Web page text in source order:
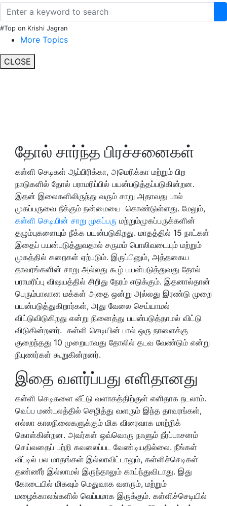
#Top on Krishi Jagran
More Topics
CLOSE
தோல் சார்ந்த பிரச்சனைகள்
கள்ளி செடிகள் ஆப்பிரிக்கா, அமெரிக்கா மற்றும் பிற
நாடுகளில் தோல் பராமரிப்பில் பயன்படுத்தப்படுகின்றன.
இதன் இலைகளிலிருந்து வரும் சாறு அதாவது பால்
முகப்பருவை நீக்கும் நன்மையை கொண்டுள்ளது. மேலும்,
கள்ளி செடியின் சாறு முகப்பரு மற்றும்முகப்பருக்களின்
தழும்புகளையும் நீக்க பயன்படுகிறது. மாதத்தில் 15 நாட்கள்
இதைப் பயன்படுத்துவதால் சருமம் பொலிவடையும் மற்றும்
முகத்தில் கறைகள் ஏற்படும். இருப்பினும், அத்தகைய
தாவரங்களின் சாறு அல்லது கூழ் பயன்படுத்துவது தோல்
பராமரிப்பு விஷயத்தில் சிறிது நேரம் எடுக்கும். இதனால்தான்
பெரும்பாலான மக்கள் அதை ஒன்று அல்லது இரண்டு முறை
பயன்படுத்துகிறார்கள், அது வேலை செய்யாமல்
விட்டுவிடுகிறது என்று நினைத்து பயன்படுத்தாமல் விட்டு
விடுகின்றனர். கள்ளி செடியின் பால் ஒரு நாளைக்கு
குறைந்தது 10 முறையாவது தோலில் தடவ வேண்டும் என்று
நிபுணர்கள் கூறுகின்றனர்.
இதை வளர்ப்பது எளிதானது
கள்ளி செடிகளை வீட்டு வளாகத்திற்குள் எளிதாக நடலாம்.
வெப்ப மண்டலத்தில் செழித்து வளரும் இந்த தாவரங்கள்,
எல்லா காலநிலைகளுக்கும் மிக விரைவாக மாற்றிக்
கொள்கின்றன. அவர்கள் ஒவ்வொரு நாளும் நீர்ப்பாசனம்
செய்வதைப் பற்றி கவலைப்பட வேண்டியதில்லை. நீங்கள்
வீட்டில் பல மாதங்கள் இல்லாவிட்டாலும், கள்ளிச்செடிகள்
தண்ணீர் இல்லாமல் இருந்தாலும் காய்ந்துவிடாது. இது
கோடையில் மிகவும் மெதுவாக வளரும், மற்றும்
மழைக்காலங்களில் வெப்பமாக இருக்கும். கள்ளிச்செடியில்